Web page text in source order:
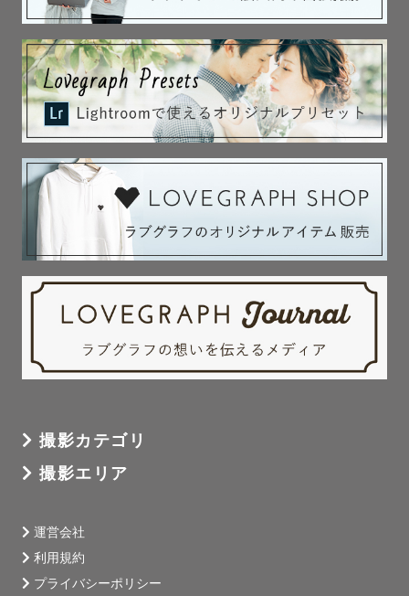
撮影カテゴリ
撮影エリア
運営会社
利用規約
プライバシーポリシー